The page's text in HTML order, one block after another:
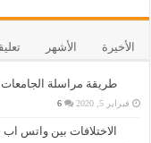
الأخيرة الأشهر
طريقة مراسلة الجامعات
فبراير 5, 2020 6
الاختلافات بين واتس